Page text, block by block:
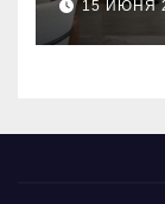
15 ИЮНЯ